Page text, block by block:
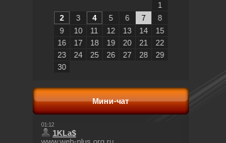
1
2
3 4 5 6 7
8
9
10 11 12 13 14
15
16
17 18 19 20 21
22
23
24 25 26 27 28
29
30
Мини-чат